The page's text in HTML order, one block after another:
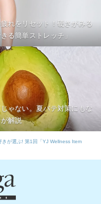
れをリセット！硬さがみる
る簡単ストレッチ」
ゃない。夏バテ対策にもな
解説
きが選ぶ! 第1回「YJ Wellness Item